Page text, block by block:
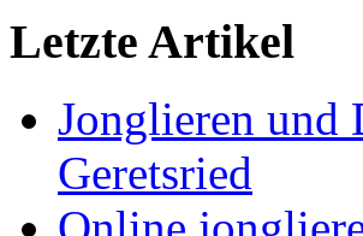
Letzte Artikel
Jonglieren und
Geretsried